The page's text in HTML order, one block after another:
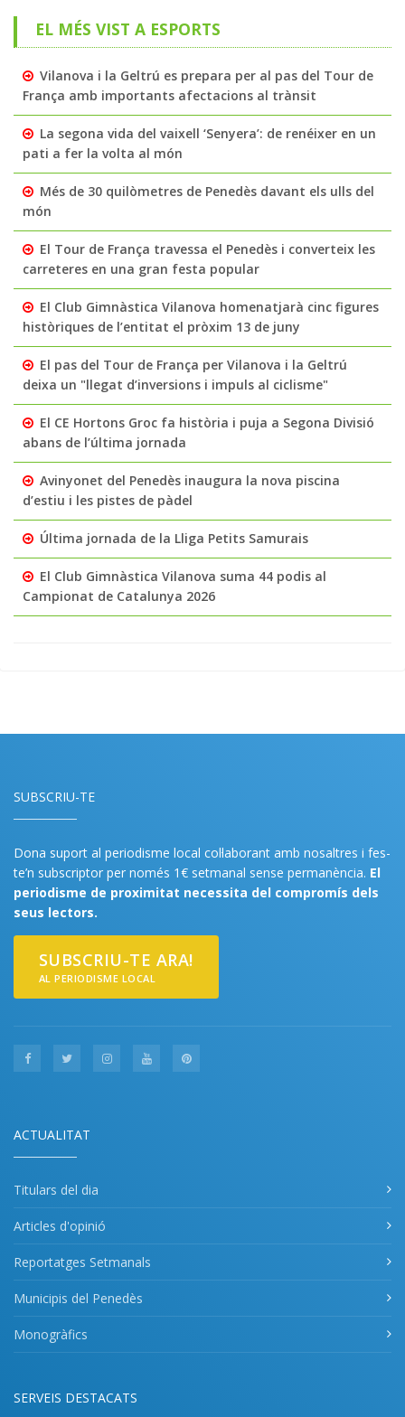
EL MÉS VIST A ESPORTS
Vilanova i la Geltrú es prepara per al pas del Tour de
França amb importants afectacions al trànsit
La segona vida del vaixell ‘Senyera’: de renéixer en un
pati a fer la volta al món
Més de 30 quilòmetres de Penedès davant els ulls del
món
El Tour de França travessa el Penedès i converteix les
carreteres en una gran festa popular
El Club Gimnàstica Vilanova homenatjarà cinc figures
històriques de l’entitat el pròxim 13 de juny
El pas del Tour de França per Vilanova i la Geltrú
deixa un "llegat d’inversions i impuls al ciclisme"
El CE Hortons Groc fa història i puja a Segona Divisió
abans de l’última jornada
Avinyonet del Penedès inaugura la nova piscina
d’estiu i les pistes de pàdel
Última jornada de la Lliga Petits Samurais
El Club Gimnàstica Vilanova suma 44 podis al
Campionat de Catalunya 2026
SUBSCRIU-TE
Dona suport al periodisme local col·laborant amb nosaltres i fes-
te’n subscriptor per només 1€ setmanal sense permanència. El
periodisme de proximitat necessita del compromís dels
seus lectors.
SUBSCRIU-TE ARA!
AL PERIODISME LOCAL
ACTUALITAT
Titulars del dia
Articles d'opinió
Reportatges Setmanals
Municipis del Penedès
Monogràfics
SERVEIS DESTACATS